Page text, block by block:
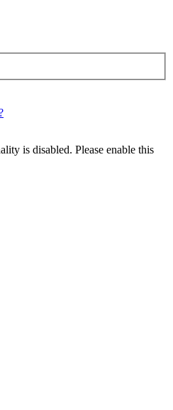
is disabled. Please enable this